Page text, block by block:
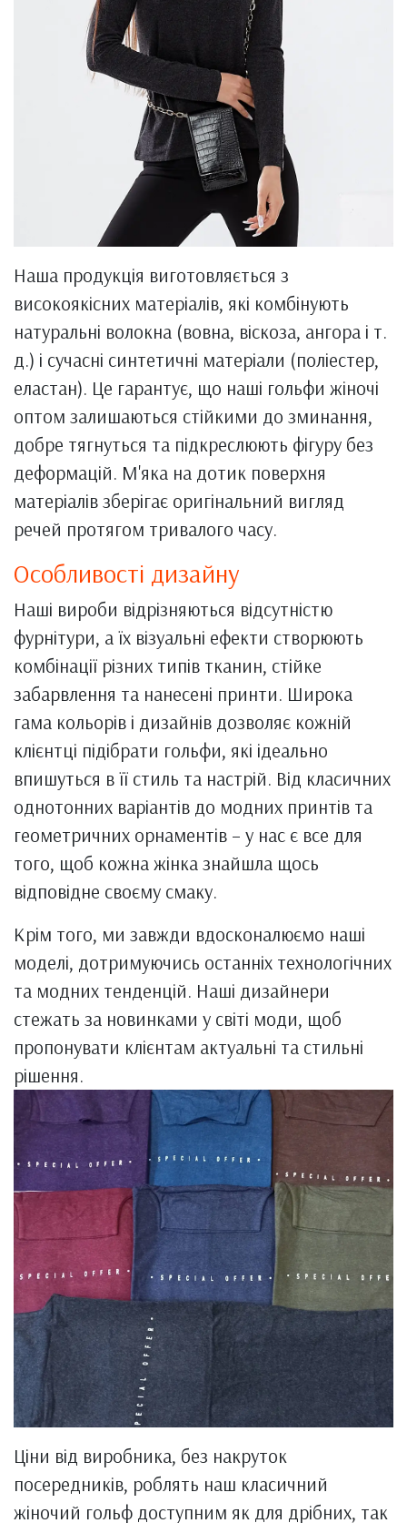
Наша продукція виготовляється з
високоякісних матеріалів, які комбінують
натуральні волокна (вовна, віскоза, ангора і т.
д.) і сучасні синтетичні матеріали (поліестер,
еластан). Це гарантує, що наші гольфи жіночі
оптом залишаються стійкими до зминання,
добре тягнуться та підкреслюють фігуру без
деформацій. М'яка на дотик поверхня
матеріалів зберігає оригінальний вигляд
речей протягом тривалого часу.
Особливості дизайну
Наші вироби відрізняються відсутністю
фурнітури, а їх візуальні ефекти створюють
комбінації різних типів тканин, стійке
забарвлення та нанесені принти. Широка
гама кольорів і дизайнів дозволяє кожній
клієнтці підібрати гольфи, які ідеально
впишуться в її стиль та настрій. Від класичних
однотонних варіантів до модних принтів та
геометричних орнаментів – у нас є все для
того, щоб кожна жінка знайшла щось
відповідне своєму смаку.
Крім того, ми завжди вдосконалюємо наші
моделі, дотримуючись останніх технологічних
та модних тенденцій. Наші дизайнери
стежать за новинками у світі моди, щоб
пропонувати клієнтам актуальні та стильні
рішення.
Ціни від виробника, без накруток
посередників, роблять наш класичний
жіночий гольф доступним як для дрібних, так